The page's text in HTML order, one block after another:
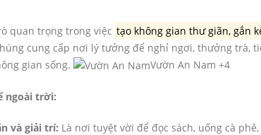
quan trọng trong việc tạo không gian thư giãn, gắn
cung cấp nơi lý tưởng để nghỉ ngơi, thưởng trà,
gian sống.
Vườn An Nam +4
ngoài trời:
và giải trí: Là nơi tuyệt vời để đọc sách, uống cà